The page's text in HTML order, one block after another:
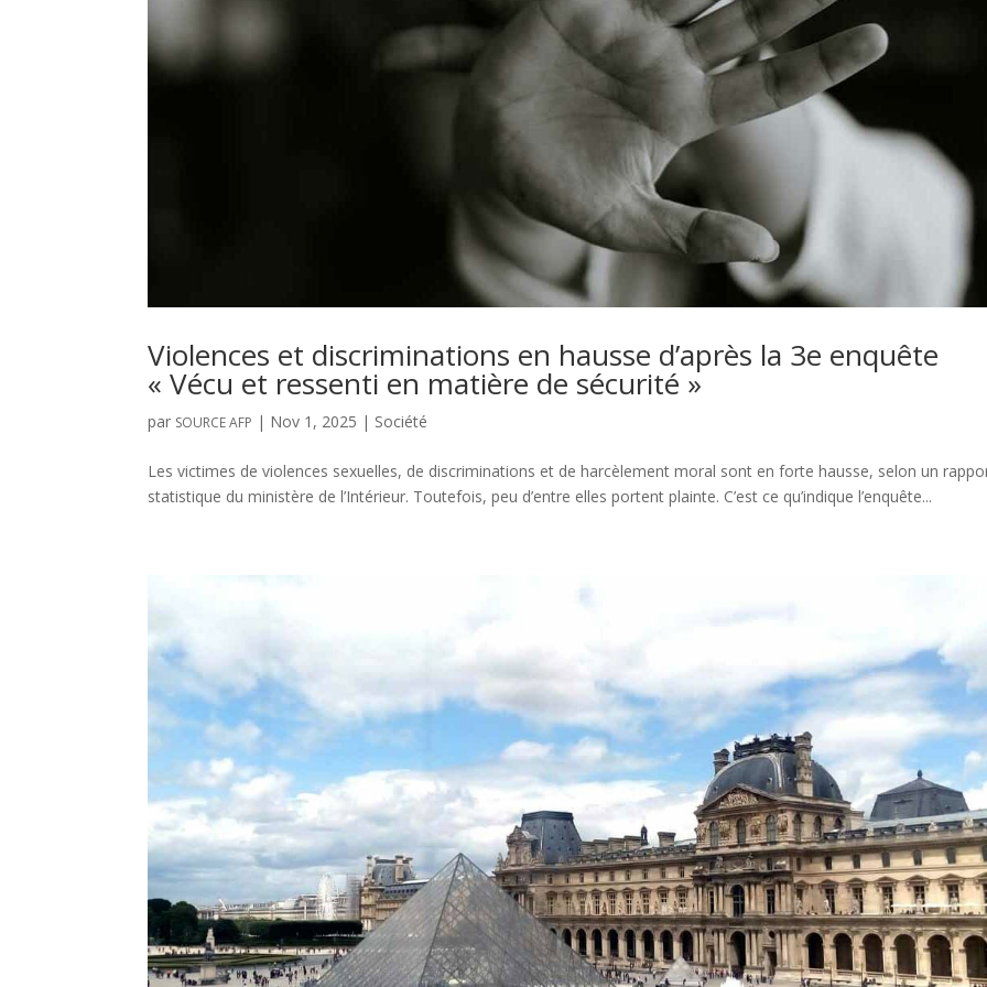
Violences et discriminations en hausse d’après la 3e enquête
« Vécu et ressenti en matière de sécurité »
par SOURCE AFP | Nov 1, 2025 | Société
Les victimes de violences sexuelles, de discriminations et de harcèlement moral sont en forte hausse, selon un
statistique du ministère de l’Intérieur. Toutefois, peu d’entre elles portent plainte. C’est ce qu’indique l’enquête...